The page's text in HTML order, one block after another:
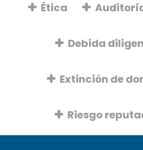
Ética
Debida
Extinción de
Riesgo